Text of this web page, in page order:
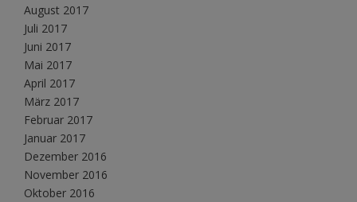
August 2017
Juli 2017
Juni 2017
Mai 2017
April 2017
März 2017
Februar 2017
Januar 2017
Dezember 2016
November 2016
Oktober 2016